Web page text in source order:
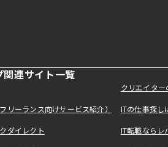
関連サイト一覧
クリエイタ
リーランス向けサービス紹介） ITの仕事探
ダイレクト IT転職なら